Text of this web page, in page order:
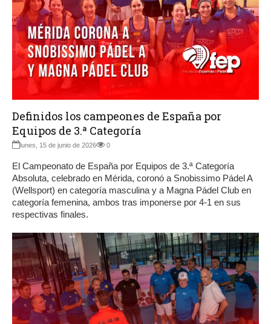
Definidos los campeones de España por
Equipos de 3.ª Categoría
lunes, 15 de junio de 2026 0
El Campeonato de España por Equipos de 3.ª Categoría
Absoluta, celebrado en Mérida, coronó a Snobissimo Pádel A
(Wellsport) en categoría masculina y a Magna Pádel Club en
categoría femenina, ambos tras imponerse por 4-1 en sus
respectivas finales.